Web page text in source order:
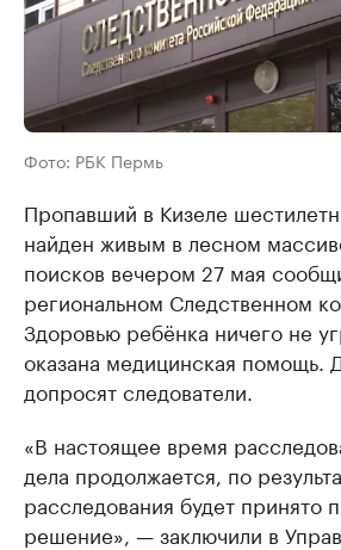
Фото: РБК Пермь
Пропавший в Кизеле
найден живым в лесном
поисков вечером 27 мая
региональном Следственном
Здоровью ребёнка ничего не
оказана медицинская помощь.
допросят следователи.
«В настоящее время
дела продолжается, по
расследования будет принято
решение», — заключили в